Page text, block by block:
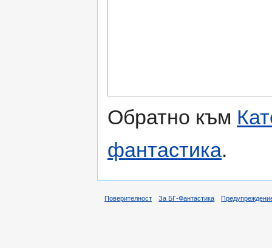
Обратно към
фантастика.
Поверителност За БГ-Фантастика